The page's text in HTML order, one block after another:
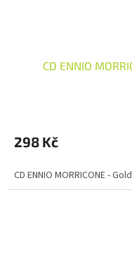
CD ENNIO
298 Kč
CD ENNIO MORRICONE -